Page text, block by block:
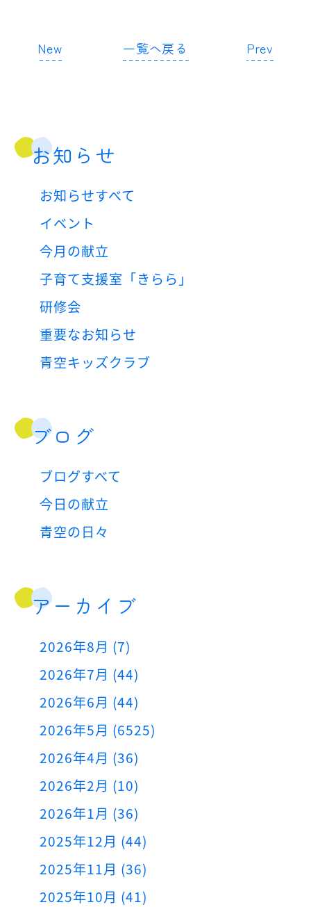
New 一覧へ戻る Prev
お知らせ
お知らせすべて
イベント
今月の献立
子育て支援室「きらら」
研修会
重要なお知らせ
青空キッズクラブ
ブログ
ブログすべて
今日の献立
青空の日々
アーカイブ
2026年8月 (7)
2026年7月 (44)
2026年6月 (44)
2026年5月 (6525)
2026年4月 (36)
2026年2月 (10)
2026年1月 (36)
2025年12月 (44)
2025年11月 (36)
2025年10月 (41)